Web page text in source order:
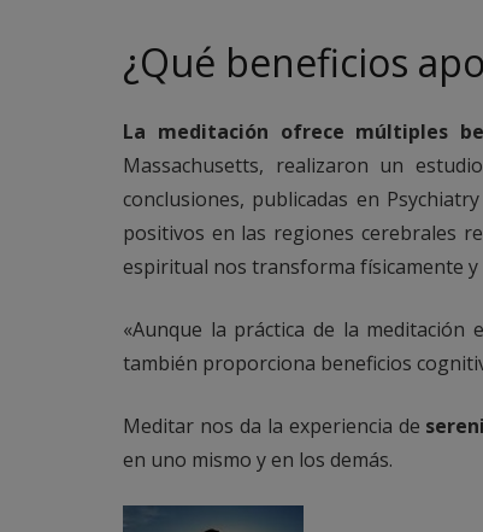
¿Qué beneficios
La meditación ofrece múltiples
Massachusetts, realizaron un
conclusiones, publicadas en
positivos en las regiones cerebrales
espiritual nos transforma físicamente
«Aunque la práctica de la meditación
también proporciona beneficios
Meditar nos da la experiencia de
en uno mismo y en los demás.